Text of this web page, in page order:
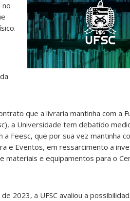
no
que a livraria mantinha com a
a Universidade tem debatido
Feesc, que por sua vez mantinha
e Eventos, em ressarcimento a
materiais e equipamentos para o
2023, a UFSC avaliou a